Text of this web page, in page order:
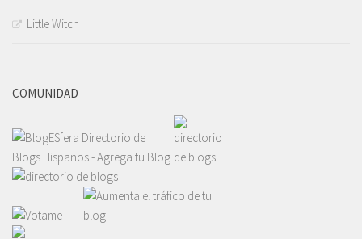
Little Witch
COMUNIDAD